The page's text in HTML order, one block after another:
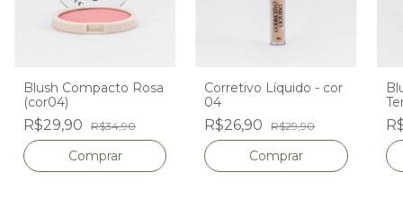
Blush Compacto Rosa
(cor04)
R$29,90 R$34,90
Corretivo Líquido - cor
04
R$26,90 R$29,90